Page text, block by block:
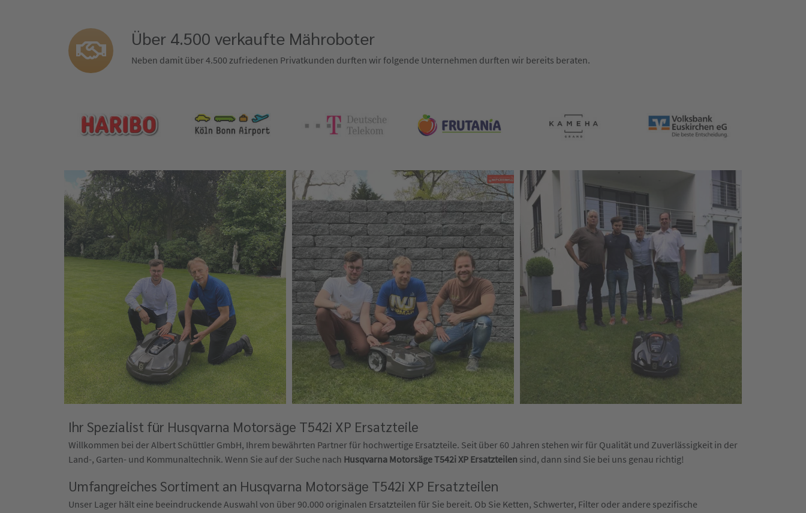
Über 4.500 verkaufte Mähroboter
Neben damit über 4.500 zufriedenen Privatkunden durften wir folgende Unternehmen durften wir bereits beraten.
Ihr Spezialist für Husqvarna Motorsäge T542i XP Ersatzteile
Willkommen bei der Albert Schüttler GmbH, Ihrem bewährten Partner für hochwertige Ersatzteile. Seit über 60 Jahren stehen wir für Qualität und Zuverlässigkeit in der
Land-, Garten- und Kommunaltechnik. Wenn Sie auf der Suche nach Husqvarna Motorsäge T542i XP Ersatzteilen sind, dann sind Sie bei uns genau richtig!
Umfangreiches Sortiment an Husqvarna Motorsäge T542i XP Ersatzteilen
Unser Lager hält eine beeindruckende Auswahl von über 90.000 originalen Ersatzteilen für Sie bereit. Ob Sie Ketten, Schwerter, Filter oder andere spezifische